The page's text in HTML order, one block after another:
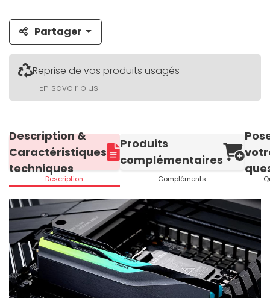
Partager
Reprise de vos produits usagés
En savoir plus
Description &
Caractéristiques
techniques
Description
Produits
complémentaires
Compléments